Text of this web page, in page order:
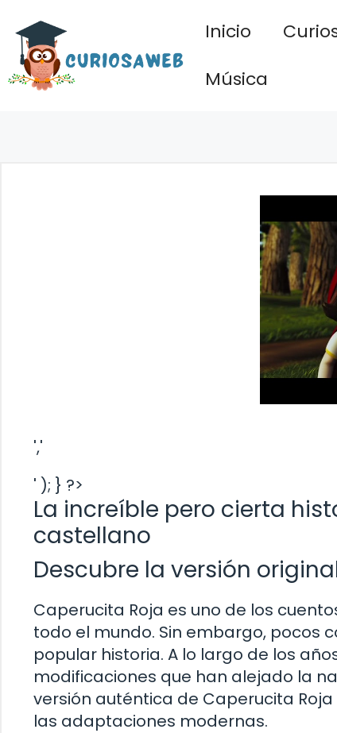
contenido
Inicio
Música
','
' ); } ?>
La increíble pero cierta
castellano
Descubre la versión
Caperucita Roja es uno de los
todo el mundo. Sin embargo, pocos
popular historia. A lo largo de los
modificaciones que han alejado la
versión auténtica de Caperucita
las adaptaciones modernas.